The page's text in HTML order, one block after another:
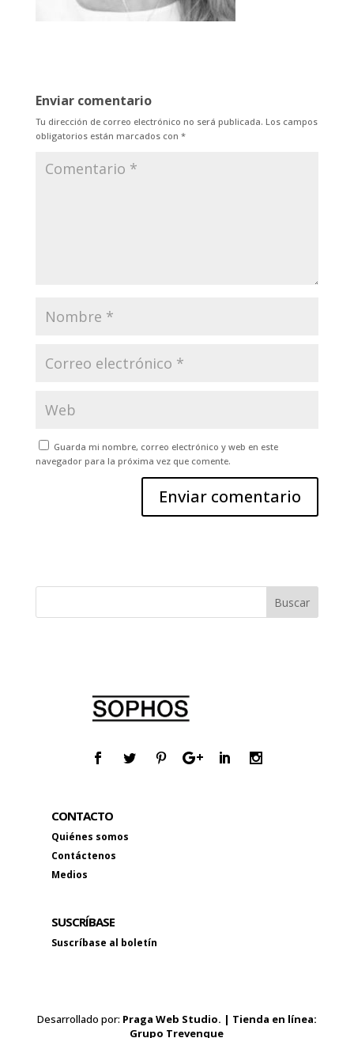
Enviar comentario
Tu dirección de correo electrónico no será publicada. Los campos
obligatorios están marcados con *
Guarda mi nombre, correo electrónico y web en este
navegador para la próxima vez que comente.
CONTACTO
Quiénes somos
Contáctenos
Medios
SUSCRÍBASE
Suscríbase al boletín
Desarrollado por: Praga Web Studio. | Tienda en línea:
Grupo Trevenque